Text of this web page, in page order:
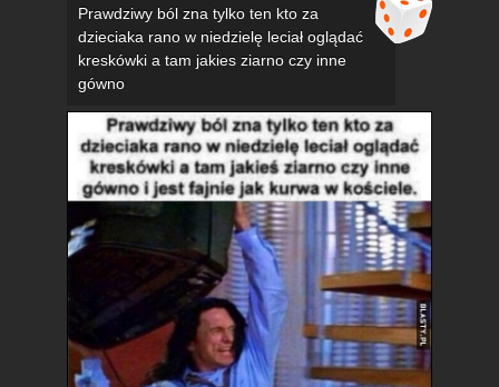
Prawdziwy ból zna tylko ten kto za
dzieciaka rano w niedzielę leciał oglądać
kreskówki a tam jakies ziarno czy inne
gówno